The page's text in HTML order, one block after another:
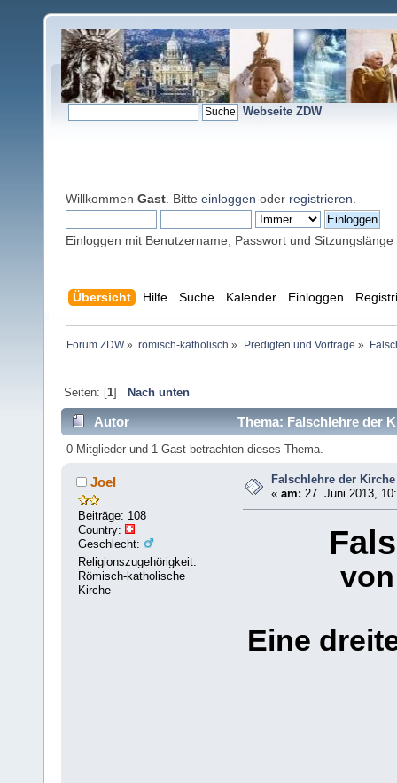
Webseite ZDW
Willkommen Gast . Bitte einloggen oder registrieren
Einloggen mit Benutzername, Passwort und Sitzungslänge
Übersicht Hilfe Suche Kalender Einloggen
Forum ZDW» römisch-katholisch » Predigten und Vorträge »
Seiten: [1] Nach unten
Autor Thema: Falschlehre der
0 Mitglieder und 1 Gast betrachten dieses Thema.
Joel
Beiträge: 108
Country:
Geschlecht:
Religionszugehörigkeit:
Römisch-katholische
Kirche
Falschlehre der Kirche
«am: 27. Juni 2013,
Eine